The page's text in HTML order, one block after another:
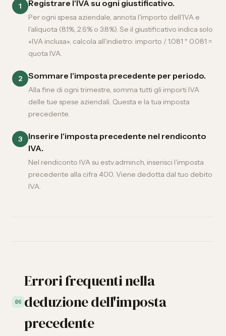
1 Registrare l'IVA su ogni giustificativo.
Per ogni spesa aziendale, annota l'importo dell'IVA e
l'aliquota (8.1%, 2.6% o 3.8%). Se il giustificativo indica solo
«IVA inclusa», calcola all'indietro: importo / 1.081 * 0.081 =
quota IVA.
2 Sommare l'imposta precedente per periodo.
Alla fine di ogni trimestre, somma tutti gli importi IVA
delle tue spese aziendali. Questa e la tua imposta
precedente.
3
Inserire l'imposta precedente nel rendiconto
IVA.
Nel rendiconto IVA su estv.admin.ch, inserisci l'imposta
precedente alla cifra 400. Viene dedotta dal tuo debito
IVA.
06
Errori frequenti nella
deduzione dell'imposta
precedente